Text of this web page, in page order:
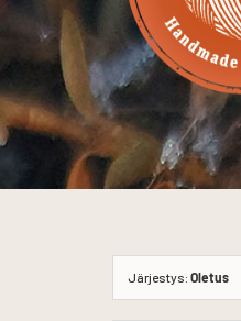
Järjestys: Oletus